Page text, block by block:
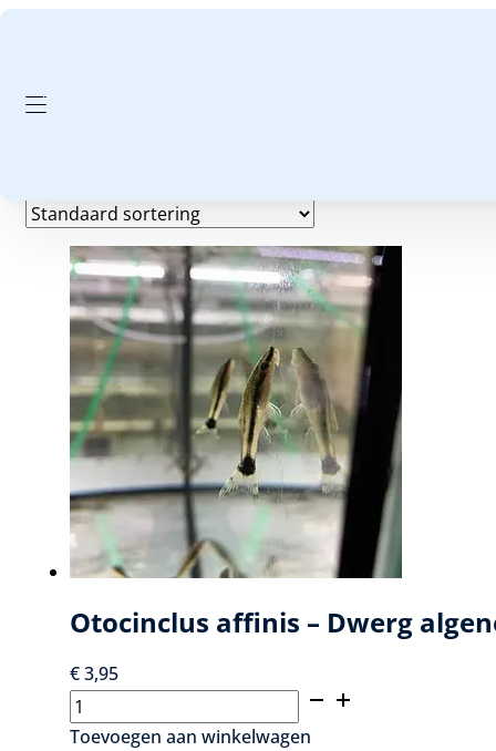
10 stuks
Otocinclus affinis – Dwerg
€3,95
Otocinclus
affinis
Toevoegen aan winkelwagen